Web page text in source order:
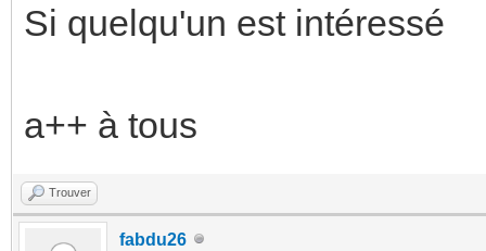
Si quelqu'un est intéressé
a++ à tous
Trouver
fabdu26